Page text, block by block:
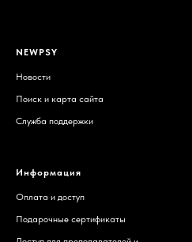
NEWPSY
Новости
Поиск и карта сайта
Служба поддержки
Информация
Оплата и доступ
Подарочные сертификаты